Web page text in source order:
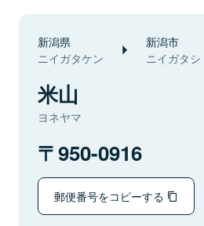
新潟県
ニイガタケン
新潟市
ニイガタシ
米山
ヨネヤマ
950-0916
郵便番号をコピーする